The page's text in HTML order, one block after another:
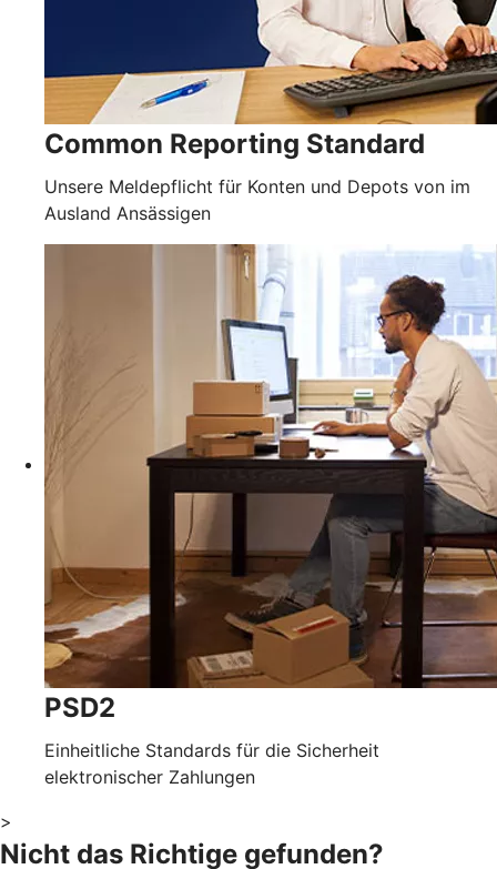
Common Reporting Standard
Unsere Meldepflicht für Konten und Depots von im
Ausland Ansässigen
PSD2
Einheitliche Standards für die Sicherheit
elektronischer Zahlungen
>
Nicht das Richtige gefunden?